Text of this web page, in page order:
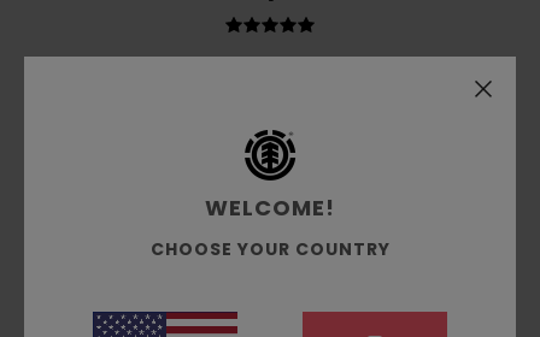
Verifizierter Kauf
Original anzeigen - Castellano
Preis-Leistungs-Verhältnis
Farbe
Ich empfehle dieses ProduktWELCOME!
CHOOSE YOUR COUNTRY